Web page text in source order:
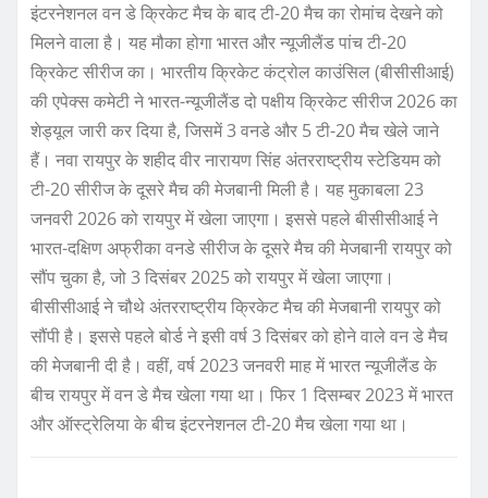
इंटरनेशनल वन डे क्रिकेट मैच के बाद टी-20 मैच का रोमांच देखने को
मिलने वाला है। यह मौका होगा भारत और न्यूजीलैंड पांच टी-20
क्रिकेट सीरीज का। भारतीय क्रिकेट कंट्रोल काउंसिल (बीसीसीआई)
की एपेक्स कमेटी ने भारत-न्यूजीलैंड दो पक्षीय क्रिकेट सीरीज 2026 का
शेड्यूल जारी कर दिया है, जिसमें 3 वनडे और 5 टी-20 मैच खेले जाने
हैं। नवा रायपुर के शहीद वीर नारायण सिंह अंतरराष्ट्रीय स्टेडियम को
टी-20 सीरीज के दूसरे मैच की मेजबानी मिली है। यह मुकाबला 23
जनवरी 2026 को रायपुर में खेला जाएगा। इससे पहले बीसीसीआई ने
भारत-दक्षिण अफ्रीका वनडे सीरीज के दूसरे मैच की मेजबानी रायपुर को
सौंप चुका है, जो 3 दिसंबर 2025 को रायपुर में खेला जाएगा।
बीसीसीआई ने चौथे अंतरराष्ट्रीय क्रिकेट मैच की मेजबानी रायपुर को
सौंपी है। इससे पहले बोर्ड ने इसी वर्ष 3 दिसंबर को होने वाले वन डे मैच
की मेजबानी दी है। वहीं, वर्ष 2023 जनवरी माह में भारत न्यूजीलैंड के
बीच रायपुर में वन डे मैच खेला गया था। फिर 1 दिसम्बर 2023 में भारत
और ऑस्ट्रेलिया के बीच इंटरनेशनल टी-20 मैच खेला गया था।